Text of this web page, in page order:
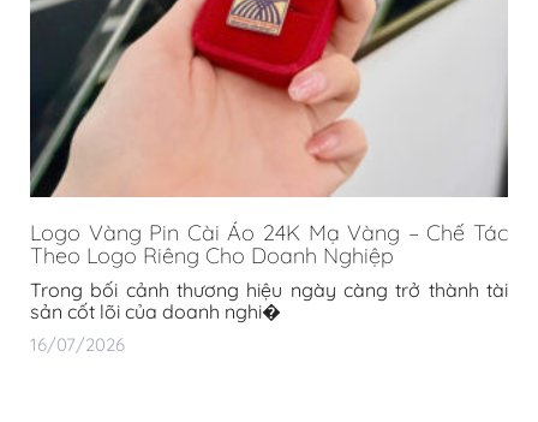
Logo Vàng Pin Cài Áo 24K Mạ Vàng – Chế Tác
Theo Logo Riêng Cho Doanh Nghiệp
Trong bối cảnh thương hiệu ngày càng trở thành tài
sản cốt lõi của doanh nghi�
16/07/2026